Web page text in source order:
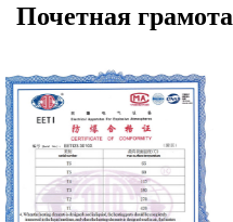
Почетная грамота